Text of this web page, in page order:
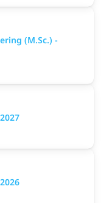
(M.Sc.) -